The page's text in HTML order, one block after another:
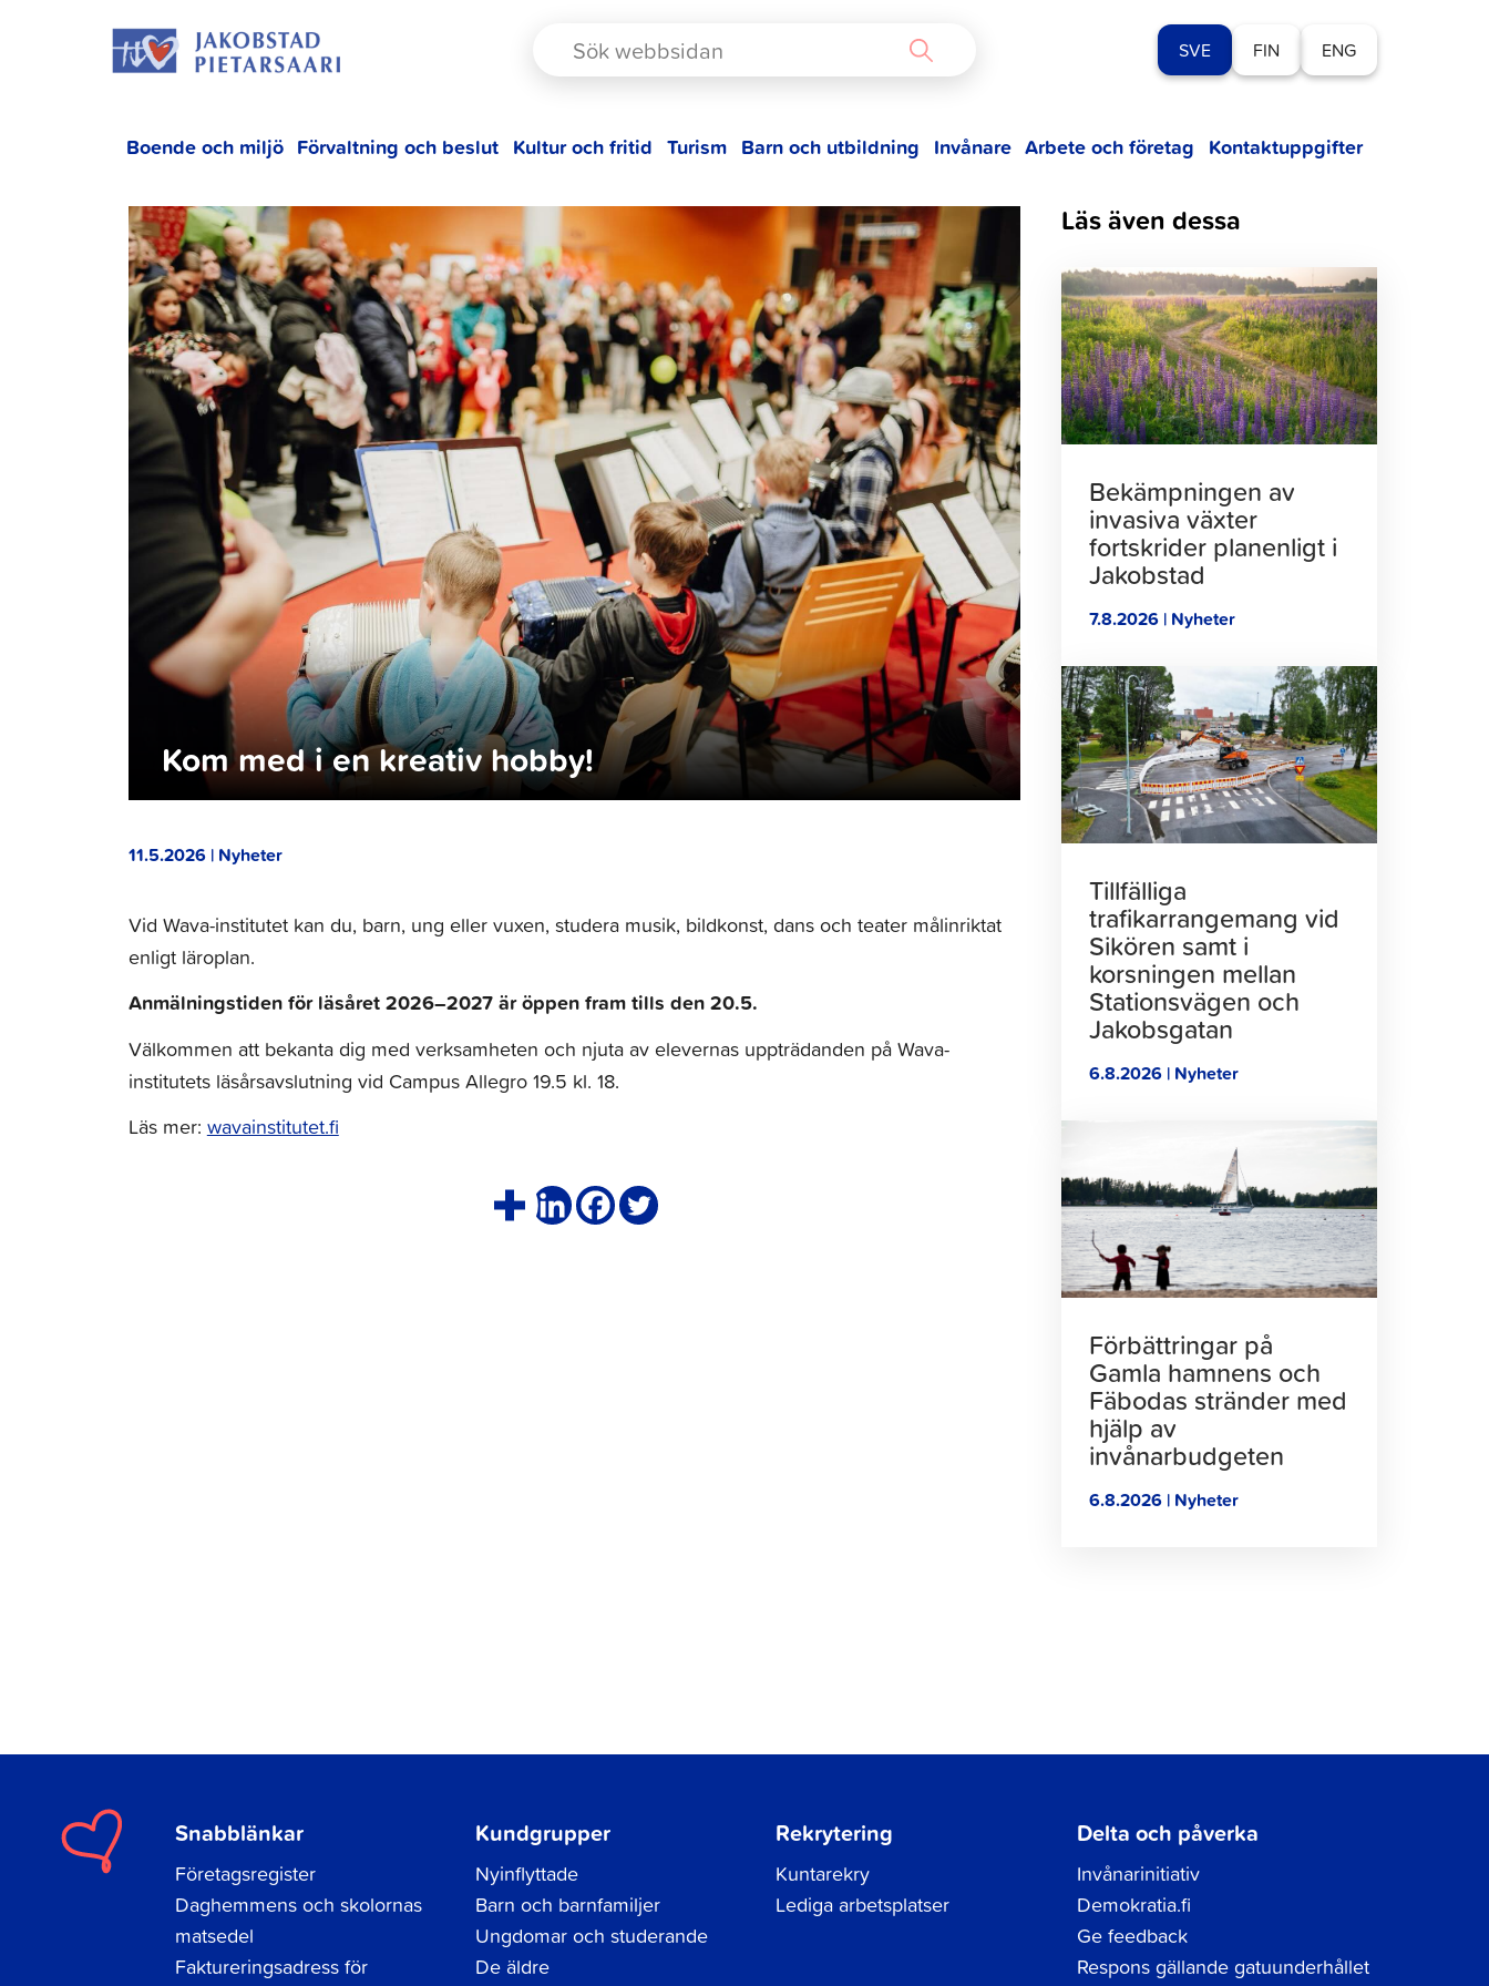
SVE FIN ENG
Boende och miljö Förvaltning och beslut Kultur och fritid Turism Barn och utbildning Invånare Arbete och företag Kontaktuppgifter
Kom med i en kreativ hobby!
11.5.2026 | Nyheter
Vid Wava-institutet kan du, barn, ung eller vuxen, studera musik, bildkonst, dans och teater målinriktat
enligt läroplan.
Anmälningstiden för läsåret 2026–2027 är öppen fram tills den 20.5.
Välkommen att bekanta dig med verksamheten och njuta av elevernas uppträdanden på Wava-
institutets läsårsavslutning vid Campus Allegro 19.5 kl. 18.
Läs mer: wavainstitutet.fi
Läs även dessa
Klicka
för
att
läsa
artikeln
Bekämpningen av
invasiva växter
fortskrider planenligt i
Jakobstad
7.8.2026 | Nyheter
Klicka
för
att
läsa
artikeln
Tillfälliga
trafikarrangemang vid
Sikören samt i
korsningen mellan
Stationsvägen och
Jakobsgatan
6.8.2026 | Nyheter
att
läsa
artikeln
Förbättringar på
Gamla hamnens och
Fäbodas stränder med
hjälp av
invånarbudgeten
6.8.2026 | Nyheter
Snabblänkar
Företagsregister
Daghemmens och skolornas
matsedel
Faktureringsadress för
Kundgrupper
Nyinflyttade
Barn och barnfamiljer
Ungdomar och studerande
De äldre
Rekrytering
Kuntarekry
Lediga arbetsplatser
Delta och påverka
Invånarinitiativ
Demokratia.fi
Ge feedback
Respons gällande gatuunderhållet